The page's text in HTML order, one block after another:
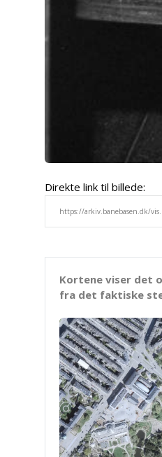
Direkte link til billede:
Kortene viser det
fra det faktiske